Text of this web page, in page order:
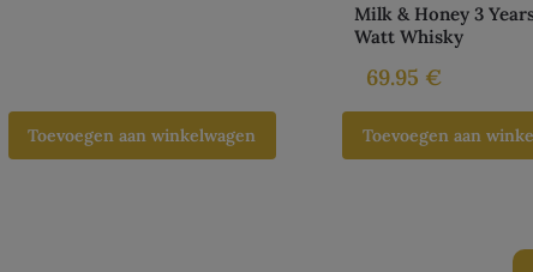
Toevoegen aan winkelwagen
Milk & Honey 3
Watt Whisky
69.95 €
Toevoegen aan